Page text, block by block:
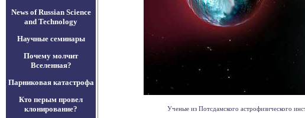
News of Russian Science
and Technology
Научные семинары
Почему молчит
Вселенная?
Парниковая катастрофа
Кто перым провел
клонирование?
Ученые из Потсдамского астрофизического